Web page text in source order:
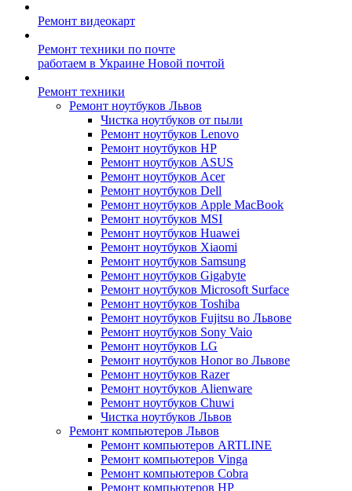
Ремонт видеокарт
Ремонт техники по почте
работаем в Украине Новой почтой
Ремонт техники
Ремонт ноутбуков Львов
Чистка ноутбуков от пыли
Ремонт ноутбуков Lenovo
Ремонт ноутбуков HP
Ремонт ноутбуков ASUS
Ремонт ноутбуков Acer
Ремонт ноутбуков Dell
Ремонт ноутбуков Apple MacBook
Ремонт ноутбуков MSI
Ремонт ноутбуков Huawei
Ремонт ноутбуков Xiaomi
Ремонт ноутбуков Samsung
Ремонт ноутбуков Gigabyte
Ремонт ноутбуков Microsoft Surface
Ремонт ноутбуков Toshiba
Ремонт ноутбуков Fujitsu во Львове
Ремонт ноутбуков Sony Vaio
Ремонт ноутбуков LG
Ремонт ноутбуков Honor во Львове
Ремонт ноутбуков Razer
Ремонт ноутбуков Alienware
Ремонт ноутбуков Chuwi
Чистка ноутбуков Львов
Ремонт компьютеров Львов
Ремонт компьютеров ARTLINE
Ремонт компьютеров Vinga
Ремонт компьютеров Cobra
Ремонт компьютеров HP